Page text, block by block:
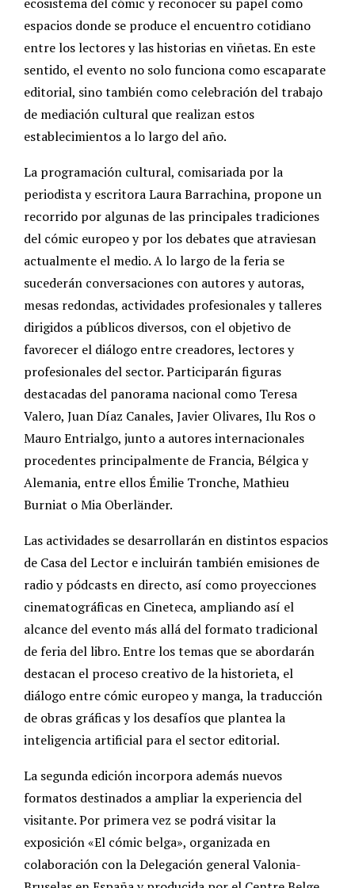
espacios donde se produce el encuentro cotidiano
entre los lectores y las historias en viñetas. En este
sentido, el evento no solo funciona como escaparate
editorial, sino también como celebración del trabajo
de mediación cultural que realizan estos
establecimientos a lo largo del año.
La programación cultural, comisariada por la
periodista y escritora Laura Barrachina, propone un
recorrido por algunas de las principales tradiciones
del cómic europeo y por los debates que atraviesan
actualmente el medio. A lo largo de la feria se
sucederán conversaciones con autores y autoras,
mesas redondas, actividades profesionales y talleres
dirigidos a públicos diversos, con el objetivo de
favorecer el diálogo entre creadores, lectores y
profesionales del sector. Participarán figuras
destacadas del panorama nacional como Teresa
Valero, Juan Díaz Canales, Javier Olivares, Ilu Ros o
Mauro Entrialgo, junto a autores internacionales
procedentes principalmente de Francia, Bélgica y
Alemania, entre ellos Émilie Tronche, Mathieu
Burniat o Mia Oberländer.
Las actividades se desarrollarán en distintos espacios
de Casa del Lector e incluirán también emisiones de
radio y pódcasts en directo, así como proyecciones
cinematográficas en Cineteca, ampliando así el
alcance del evento más allá del formato tradicional
de feria del libro. Entre los temas que se abordarán
destacan el proceso creativo de la historieta, el
diálogo entre cómic europeo y manga, la traducción
de obras gráficas y los desafíos que plantea la
inteligencia artificial para el sector editorial.
La segunda edición incorpora además nuevos
formatos destinados a ampliar la experiencia del
visitante. Por primera vez se podrá visitar la
exposición «El cómic belga», organizada en
colaboración con la Delegación general Valonia-